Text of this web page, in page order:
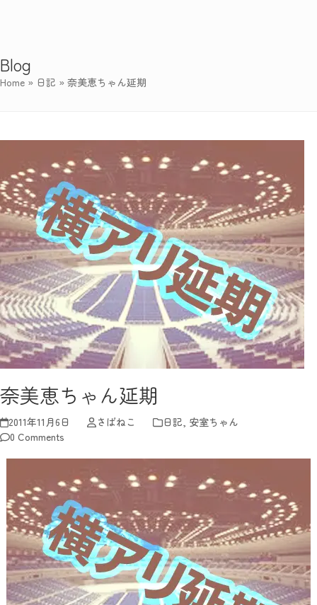
Blog
Home » 日記 » 奈美恵ちゃん延期
奈美恵ちゃん延期
2011年11月6日 さばねこ 日記 安室ちゃん
0 Comments